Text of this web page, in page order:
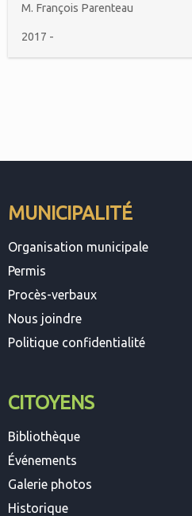
M. François Parenteau
2017 -
MUNICIPALITÉ
Organisation municipale
Permis
Procès-verbaux
Nous joindre
Politique confidentialité
CITOYENS
Bibliothèque
Événements
Galerie photos
Historique